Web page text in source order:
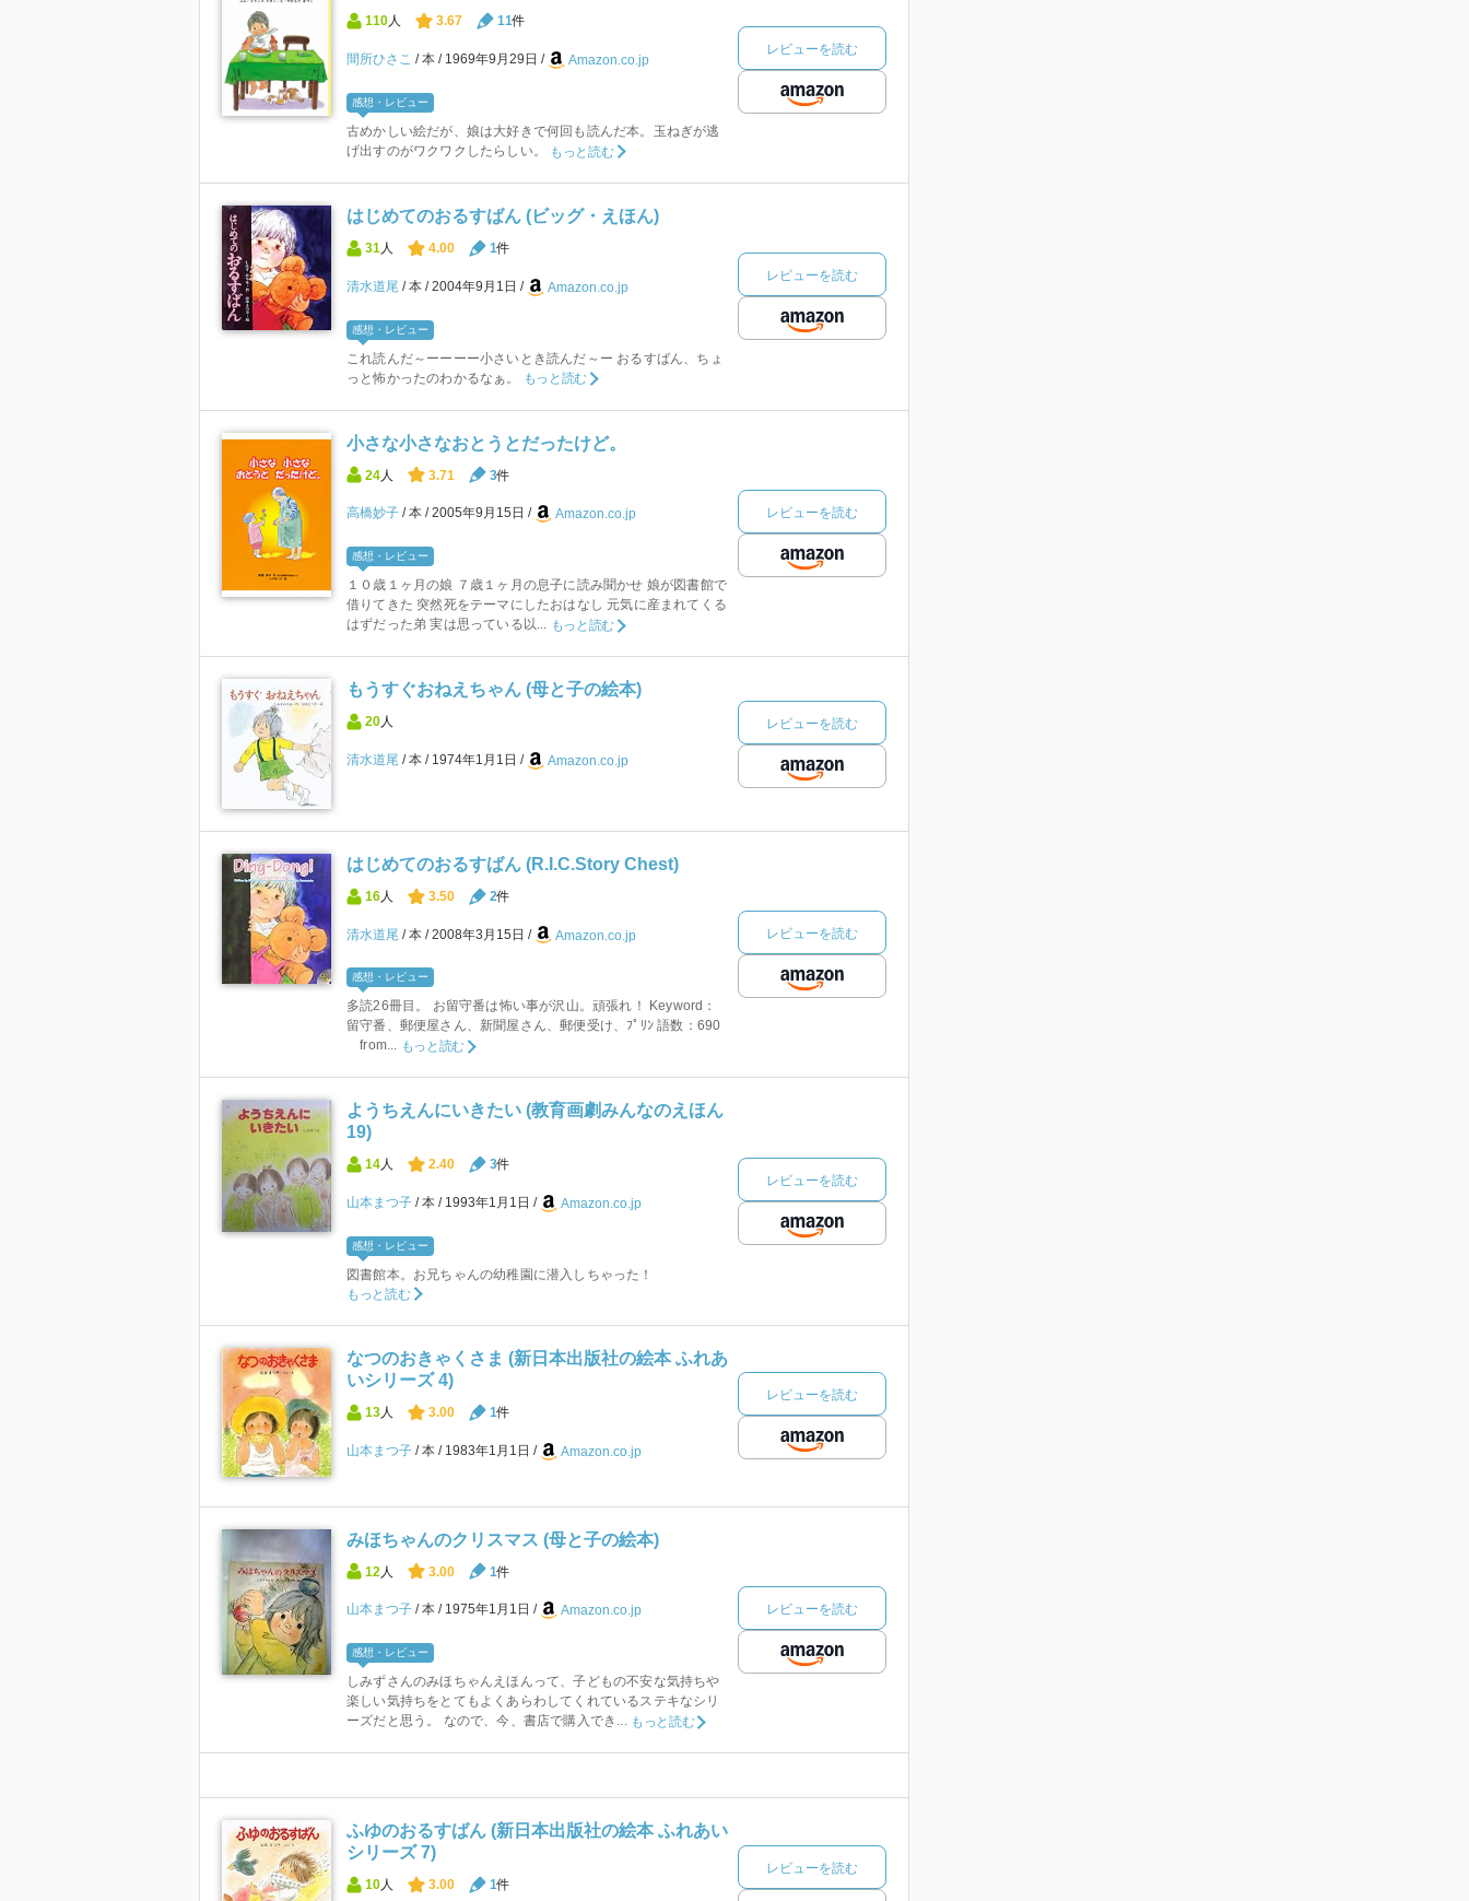
110人 3.67 11件
間所ひさこ 本 1969年9月29日 Amazon.co.jp
感想・レビュー
古めかしい絵だが、娘は大好きで何回も読んだ本。玉ねぎが逃
げ出すのがワクワクしたらしい。
もっと読む
レビューを読む
はじめてのおるすばん (ビッグ・えほん)
31 人 4.00 1件
清水道尾 本 2004年9月1日 Amazon.co.jp
感想・レビュー
これ読んだ～ーーーー小さいとき読んだ～ー おるすばん、ちょ
っと怖かったのわかるなぁ。
もっと読む
レビューを読む
小さな小さなおとうとだったけど。
24 人 3.71 3件
高橋妙子 本 2005年9月15日 Amazon.co.jp
感想・レビュー
１０歳１ヶ月の娘 ７歳１ヶ月の息子に読み聞かせ 娘が図書館で
借りてきた 突然死をテーマにしたおはなし 元気に産まれてくる
はずだった弟 実は思っている以... もっと読む
レビューを読む
もうすぐおねえちゃん (母と子の絵本)
20人
清水道尾 本 1974年1月1日 Amazon.co.jp
レビューを読む
はじめてのおるすばん (R.I.C.Story Chest)
16 人 3.50 2件
清水道尾 本 2008年3月15日 Amazon.co.jp
感想・レビュー
多読26冊目。 お留守番は怖い事が沢山。頑張れ！ Keyword：
留守番、郵便屋さん、新聞屋さん、郵便受け、ﾌﾟﾘﾝ 語数：690
from... もっと読む
レビューを読む
ようちえんにいきたい (教育画劇みんなのえほん
19)
14人 2.40 3件
山本まつ子 本 1993年1月1日 Amazon.co.jp
感想・レビュー
図書館本。お兄ちゃんの幼稚園に潜入しちゃった！
もっと読む
レビューを読む
なつのおきゃくさま (新日本出版社の絵本 ふれあ
いシリーズ 4)
13 人 3.00 1件
山本まつ子 本 1983年1月1日 Amazon.co.jp
レビューを読む
みほちゃんのクリスマス (母と子の絵本)
12 人 3.00 1件
山本まつ子 本 1975年1月1日 Amazon.co.jp
感想・レビュー
しみずさんのみほちゃんえほんって、子どもの不安な気持ちや
楽しい気持ちをとてもよくあらわしてくれているステキなシリ
ーズだと思う。 なので、今、書店で購入でき... もっと読む
レビューを読む
ふゆのおるすばん (新日本出版社の絵本 ふれあい
シリーズ 7)
10人 3.00 1件
レビューを読む